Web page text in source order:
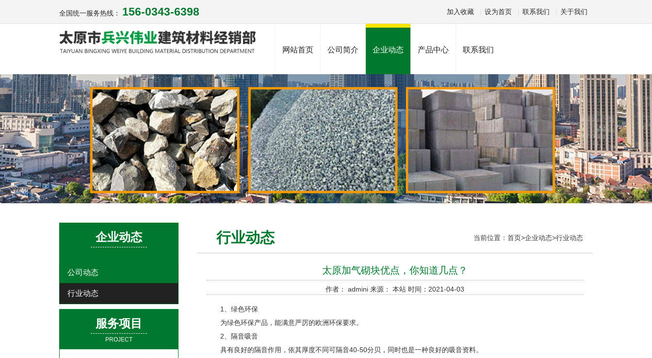
全国统一服务热线： 156-0343-6398 加入收藏 设为首页 联系我们 关于我们
网站首页 公司简介 企业动态 产品中心 联系我们
企业动态
公司动态
行业动态
服务项目
PROJECT
行业动态 当前位置： 首页>企业动态>行业动态
太原加气砌块优点，你知道几点？
作者： admini 来源： 本站 时间：2021-04-03
1、绿色环保
为绿色环保产品，能满意严厉的欧洲环保要求。
2、隔音吸音
具有良好的隔音作用，依其厚度不同可隔音40-50分贝，同时也是一种良好的吸音资料。